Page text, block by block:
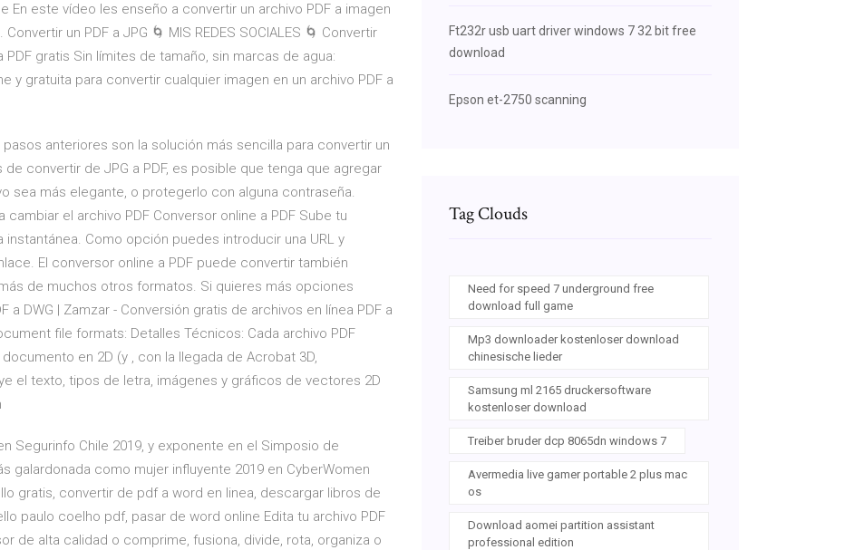
En este vídeo les enseño a convertir un archivo PDF a imagen
un PDF a JPG 🌀 MIS REDES SOCIALES 🌀 Convertir
PDF gratis Sin límites de tamaño, sin marcas de agua:
y gratuita para convertir cualquier imagen en un archivo PDF a
pasos anteriores son la solución más sencilla para convertir un
de convertir de JPG a PDF, es posible que tenga que agregar
sea más elegante, o protegerlo con alguna contraseña.
el archivo PDF Conversor online a PDF Sube tu
Como opción puedes introducir una URL y
El conversor online a PDF puede convertir también
de muchos otros formatos. Si quieres más opciones
a DWG | Zamzar - Conversión gratis de archivos en línea PDF a
file formats: Detalles Técnicos: Cada archivo PDF
en 2D (y , con la llegada de Acrobat 3D,
el texto, tipos de letra, imágenes y gráficos de vectores 2D
Segurinfo Chile 2019, y exponente en el Simposio de
galardonada como mujer influyente 2019 en CyberWomen
gratis, convertir de pdf a word en linea, descargar libros de
paulo coelho pdf, pasar de word online Edita tu archivo PDF
de alta calidad o comprime, fusiona, divide, rota, organiza o
Ft232r usb uart driver windows 7 32 bit free
download
Epson et-2750 scanning
Tag Clouds
Need for speed 7 underground free
download full game
Mp3 downloader kostenloser download
chinesische lieder
Samsung ml 2165 druckersoftware
kostenloser download
Treiber bruder dcp 8065dn windows 7
Avermedia live gamer portable 2 plus mac
os
Download aomei partition assistant
professional edition